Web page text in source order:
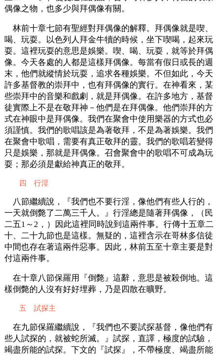
偶像之物，也多少與拜偶像有關。
林前十章七節有聖經對拜偶像的解釋。拜偶像就是喫、
喝、玩耍。以色列人拜金牛犢的時候，坐下喫喝，起來玩
耍。這裡玩耍的意思是娛樂。喫、喝、玩耍，就等於拜偶
像。今天各處的人都是這樣拜偶像。每當有假日或長的週
末，他們就縱情於玩耍，追求各種娛樂。不但如此，今天
許多基督教的崇拜中，也有拜偶像的實行。在神看來，某
些崇拜中的音樂和戲劇，就是拜偶像。在許多地方，基督
徒實際上不是在敬拜神－他們是在拜偶像。他們崇拜的方
式在神眼中是拜偶像。我們在聚會中使用樂器的方式也必
須謹慎。我們的歌唱該是為著敬拜，不是為著娛樂。我們
在聚會中歌唱，需要有真正敬拜的靈。我們的歌唱若變得
只是娛樂，那就是拜偶像。召會聚會中的歌唱不可成為玩
耍；那必須是獻給神真正的敬拜。
四 行淫
八節繼續說，『我們也不要行淫，像他們有些人行的，
一天就倒斃了二萬三千人。』行淫總是隨著拜偶像，（民
二五1～2，）因此這裡同時說到這兩件事。行傳十五章二
十、二十九節也是這樣。無疑的，這裡含示在哥林多信徒
中間也存在著這兩件惡事。因此，林前五至十章主要是對
付這兩件事。
在十章八節保羅用『倒斃』這辭，意思是被殺倒地。這
樣倒斃的人沒有好好埋葬，乃是四散在曠野。
五 試探主
在九節保羅繼續說，『我們也不要試探基督，像他們有
些人試探的，就被蛇所滅。』試探，直譯，極度的試驗，
竭盡所能的試探。下文的『試探』，不帶極度、竭盡所能